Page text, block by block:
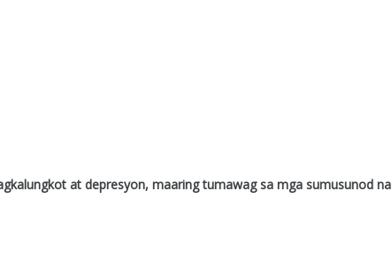
at depresyon, maaring tumawag sa mga sumusunod na